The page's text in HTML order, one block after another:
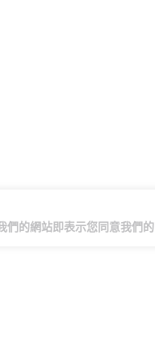
們的網站即表示您同意我們的